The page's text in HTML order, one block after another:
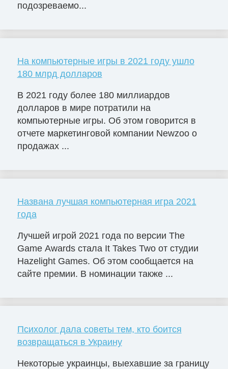
подозреваемо...
На компьютерные игры в 2021 году ушло
180 млрд долларов
В 2021 году более 180 миллиардов
долларов в мире потратили на
компьютерные игры. Об этом говорится в
отчете маркетинговой компании Newzoo о
продажах ...
Названа лучшая компьютерная игра 2021
года
Лучшей игрой 2021 года по версии The
Game Awards стала It Takes Two от студии
Hazelight Games. Об этом сообщается на
сайте премии. В номинации также ...
Психолог дала советы тем, кто боится
возвращаться в Украину
Некоторые украинцы, выехавшие за границу